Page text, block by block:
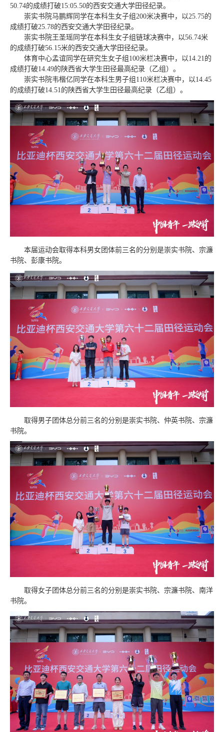
50.74的成绩打破15:05.50的西安交通大学田径纪录。
崇实书院马鹏辉同学在本科生女子组200米决赛中，以25.75的
成绩打破25.78的西安交通大学田径纪录。
崇实书院王圣瑶同学在本科生女子组链球决赛中，以56.74米
的成绩打破56.15米的西安交通大学田径纪录。
体育中心孟谊同学在研究生女子组100米栏决赛中，以14.21的
成绩打破14.49的陕西省大学生田径最高纪录（乙组）。
崇实书院韦楷亿同学在本科生男子组110米栏决赛中，以14.45
的成绩打破14.51的陕西省大学生田径最高纪录（乙组）。
本届运动会取得本科男女团体前三名的分别是崇实书院、宗濂
书院、彭康书院。
取得男子团体总分前三名的分别是崇实书院、仲英书院、宗濂
书院。
取得女子团体总分前三名的分别是崇实书院、宗濂书院、南洋
书院。